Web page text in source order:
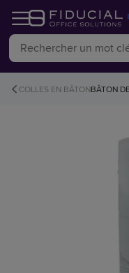
COLLES EN BÂTONBÂTON